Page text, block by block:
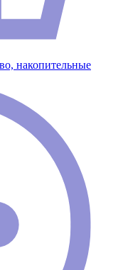
накопительные